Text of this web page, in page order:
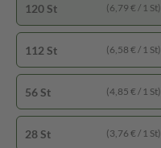
120 St (6,79 € / 1 St)
112 St (6,58 € / 1 St)
56 St (4,85 € / 1 St)
28 St (3,76 € / 1 St)